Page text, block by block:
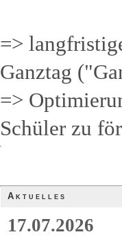
=>
Ganztag
=>
Schüler zu
Aktuelles
17.07.2026